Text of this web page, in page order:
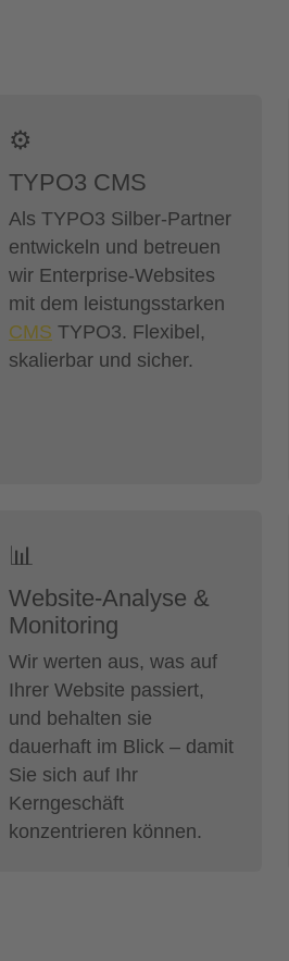
⚙️
TYPO3 CMS
Als TYPO3 Silber-Partner
entwickeln und betreuen
wir Enterprise-Websites
mit dem leistungsstarken
CMS TYPO3. Flexibel,
skalierbar und sicher.
📊
Website-Analyse &
Monitoring
Wir werten aus, was auf
Ihrer Website passiert,
und behalten sie
dauerhaft im Blick – damit
Sie sich auf Ihr
Kerngeschäft
konzentrieren können.